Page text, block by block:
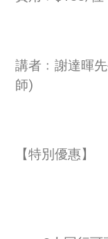
講者﹕謝達暉
師)
【特別優惠】